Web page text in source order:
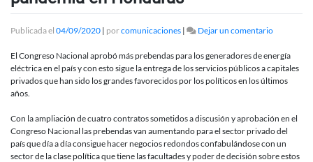
Publicada el 04/09/2020 | porcomunicaciones | Dejar un comentarioen
y
generación
de
de
la
gestión
El Congreso Nacional aprobó más prebendas para los generadores de energía
eléctrica en el país y con esto sigue la entrega de los servicios públicos a capitales
privados que han sido los grandes favorecidos por los políticos en los últimos
años.
Con la ampliación de cuatro contratos sometidos a discusión y aprobación en el
Congreso Nacional las prebendas van aumentando para el sector privado del
país que día a día consigue hacer negocios redondos confabulándose con un
sector de la clase política que tiene las facultades y poder de decisión sobre estos